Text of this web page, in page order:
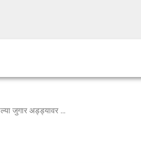
पोलीस ठाण्यापासून हाकेच्या अंतरावर असलेल्या जुगार अड्ड्यावर छापा, ६० जण ताब्यात; एक लाखांची रोकड जप्त